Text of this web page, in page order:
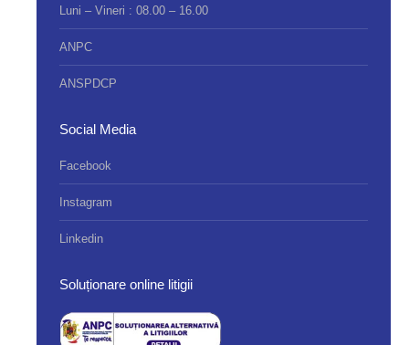
Luni – Vineri : 08.00 – 16.00
ANPC
ANSPDCP
Social Media
Facebook
Instagram
Linkedin
Soluționare online litigii